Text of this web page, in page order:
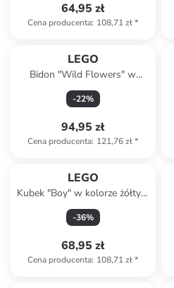
64,95 zł
Cena producenta: 108,71 zł*
LEGO
Bidon "Wild Flowers" w
kolorze białym - 560 ml
-22%
94,95 zł
Cena producenta: 121,76 zł*
LEGO
Kubek "Boy" w kolorze żółtym
- 530 ml
-36%
68,95 zł
Cena producenta: 108,71 zł*